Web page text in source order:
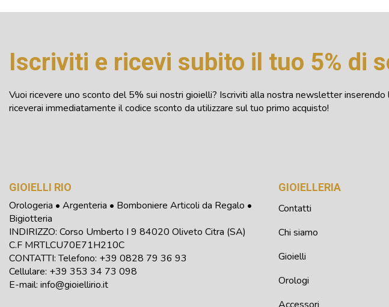
Iscriviti e ricevi subito il tuo 5% di
Vuoi ricevere uno sconto del 5% sui nostri gioielli? Iscriviti alla nostra newsletter inserendo
riceverai immediatamente il codice sconto da utilizzare sul tuo primo acquisto!
GIOIELLI RIO
Orologeria • Argenteria • Bomboniere Articoli da Regalo •
Bigiotteria
INDIRIZZO: Corso Umberto I 9 84020 Oliveto Citra (SA)
C.F MRTLCU70E71H210C
CONTATTI: Telefono: +39 0828 79 36 93
Cellulare: +39 353 34 73 098
E-mail: info@gioiellirio.it
GIOIELLERIA
Contatti
Chi siamo
Gioielli
Orologi